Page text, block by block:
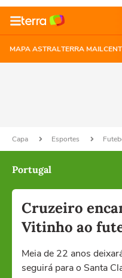
MAPA ASTRALTERRA MAIL
Capa Esportes
Portugal
Cruzeiro
Vitinho ao
Meia de 22 anos
seguirá para o Santa